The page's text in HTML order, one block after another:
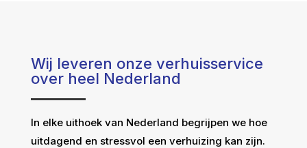
Wij leveren onze verhuisservice
over heel Nederland
In elke uithoek van Nederland begrijpen we hoe
uitdagend en stressvol een verhuizing kan zijn.